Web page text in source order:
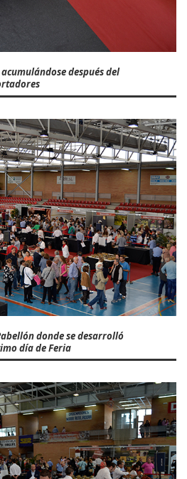
después del
donde se desarrolló
día de Feria